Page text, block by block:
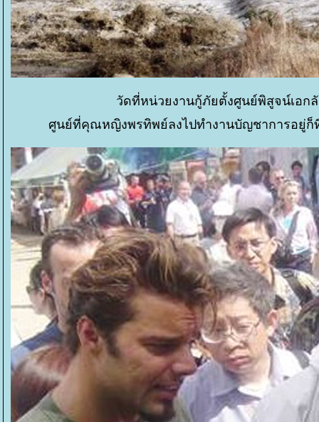
วัดที่หน่วยงานกู้ภัยตั้งศูนย์พิสูจน์เอก
ศูนย์ที่คุณหญิงพรทิพย์ลงไปทำงานบัญชาการอยู่ก็